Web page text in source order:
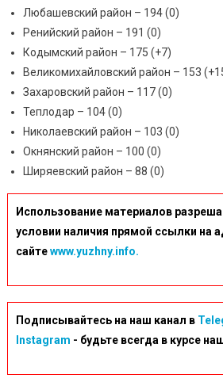
Любашевский район – 194 (0)
Ренийский район – 191 (0)
Кодымский район – 175 (+7)
Великомихайловский район – 153
Захаровский район – 117 (0)
Теплодар – 104 (0)
Николаевский район – 103 (0)
Окнянский район – 100 (0)
Ширяевский район – 88 (0)
Использование материалов
условии наличия прямой ссылки на
сайтеwww.yuzhny.info.
Подписывайтесь на наш канал в
Instagram - будьте всегда в курсе